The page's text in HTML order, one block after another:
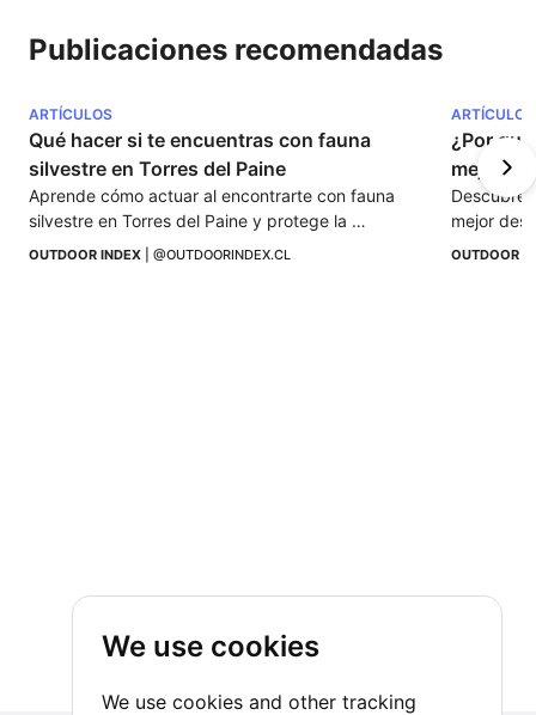
We use cookies
We use cookies and other tracking
Publicaciones recomendadas
ARTÍCULOS
Qué hacer si te encuentras con fauna
silvestre en Torres del Paine
Aprende cómo actuar al encontrarte con fauna
silvestre en Torres del Paine y protege la
biodiversidad de este ecosistema único de la
OUTDOOR INDEX @OUTDOORINDEX.CL
ARTÍCULOS
¿Por
Descubre
mejor
OUTDOOR